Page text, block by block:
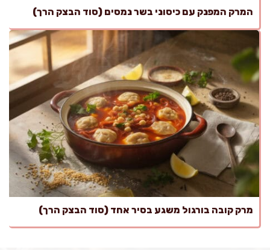
המרק המפנק עם כיסוני בשר נמסים (סוד הבצק הרך)
מרק קובה בורגול משגע בסיר אחד (סוד הבצק הרך)